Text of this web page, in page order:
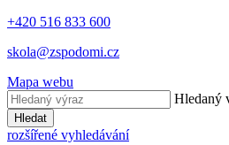
+420 516 833 600
skola@zspodomi.cz
Mapa webu
Hledaný
Hledat
rozšířené vyhledávání